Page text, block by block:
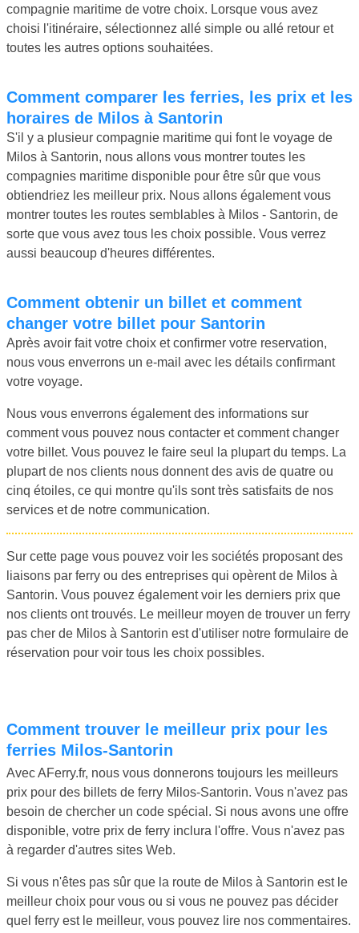
compagnie maritime de votre choix. Lorsque vous avez
choisi l'itinéraire, sélectionnez allé simple ou allé retour et
toutes les autres options souhaitées.
Comment comparer les ferries, les prix et les
horaires de Milos à Santorin
S'il y a plusieur compagnie maritime qui font le voyage de
Milos à Santorin, nous allons vous montrer toutes les
compagnies maritime disponible pour être sûr que vous
obtiendriez les meilleur prix. Nous allons également vous
montrer toutes les routes semblables à Milos - Santorin, de
sorte que vous avez tous les choix possible. Vous verrez
aussi beaucoup d'heures différentes.
Comment obtenir un billet et comment
changer votre billet pour Santorin
Après avoir fait votre choix et confirmer votre reservation,
nous vous enverrons un e-mail avec les détails confirmant
votre voyage.
Nous vous enverrons également des informations sur
comment vous pouvez nous contacter et comment changer
votre billet. Vous pouvez le faire seul la plupart du temps. La
plupart de nos clients nous donnent des avis de quatre ou
cinq étoiles, ce qui montre qu'ils sont très satisfaits de nos
services et de notre communication.
Sur cette page vous pouvez voir les sociétés proposant des
liaisons par ferry ou des entreprises qui opèrent de Milos à
Santorin. Vous pouvez également voir les derniers prix que
nos clients ont trouvés. Le meilleur moyen de trouver un ferry
pas cher de Milos à Santorin est d'utiliser notre formulaire de
réservation pour voir tous les choix possibles.
Comment trouver le meilleur prix pour les
ferries Milos-Santorin
Avec AFerry.fr, nous vous donnerons toujours les meilleurs
prix pour des billets de ferry Milos-Santorin. Vous n'avez pas
besoin de chercher un code spécial. Si nous avons une offre
disponible, votre prix de ferry inclura l'offre. Vous n'avez pas
à regarder d'autres sites Web.
Si vous n'êtes pas sûr que la route de Milos à Santorin est le
meilleur choix pour vous ou si vous ne pouvez pas décider
quel ferry est le meilleur, vous pouvez lire nos commentaires.